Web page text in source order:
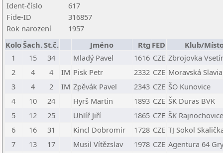
Ident-číslo
617
Fide-ID
316857
Rok narození
1957
KoloŠach.St.č. Jméno Rtg FED
Klub/
1
15 34 Mladý Pavel 1616 CZE Zbrojovka
2
4 4 IM Pisk Petr 2332 CZE Moravská
3
4 2 IM Zpěvák Pavel 2343 CZE ŠO Kunovice
4
10 24 Hyrš Martin 1893 CZE ŠK Duras BVK
5
12 25 Uhlíř Jiří 1865 CZE ŠK Rajnochovice
6
16 31 Kincl Dobromir 1728 CZE TJ Sokol
7
13 17 Musil Vítězslav 1978 CZE Agentura 64